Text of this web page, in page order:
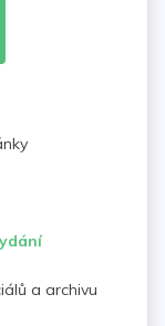
a archivu